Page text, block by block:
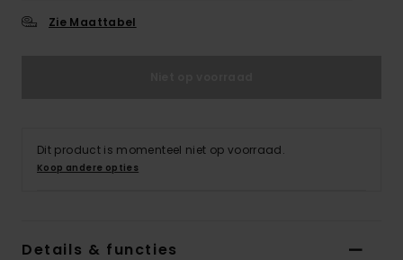
Zie Maattabel
Dit product is momenteel niet op voorraad.
Koop andere opties
Details & functies